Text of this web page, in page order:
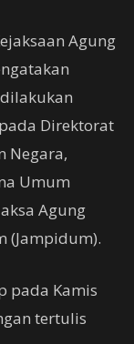
Agung
Direktorat
Negara,
Umum
Agung
(Jampidum).
pada Kamis
tertulis